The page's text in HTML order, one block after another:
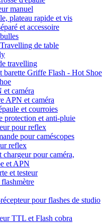
manuel
plateau rapide et vis
et accessoire
de table
travelling
barette Griffe Flash - Hot Shoe
et caméra
APN et caméra
et courroies
protection et anti-pluie
pour reflex
pour caméscopes
reflex
chargeur pour caméra,
et APN
et testeur
pour flashes de studio
TTL et Flash cobra